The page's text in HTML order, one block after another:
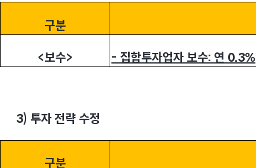
구분
<보수> - 집합투자업자 보수: 연 0.3%
3) 투자 전략 수정
구분